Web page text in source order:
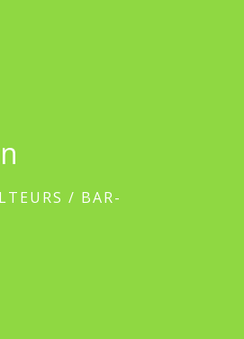
/ BAR-